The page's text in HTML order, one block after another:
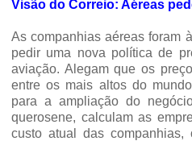
Visão do Correio: Aéreas
As companhias aéreas foram
pedir uma nova política de
aviação. Alegam que os
entre os mais altos do
para a ampliação do
querosene, calculam as
custo atual das